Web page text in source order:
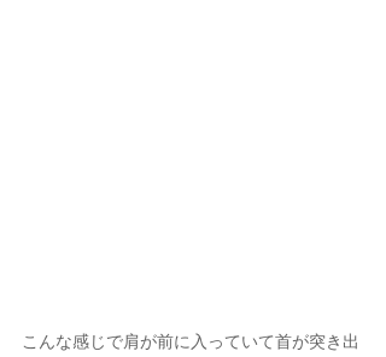
こんな感じで肩が前に入っていて首が突き出